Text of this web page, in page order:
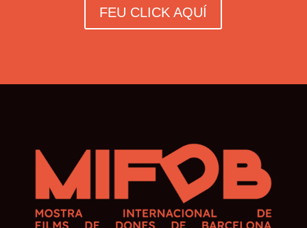
FEU CLICK AQUÍ